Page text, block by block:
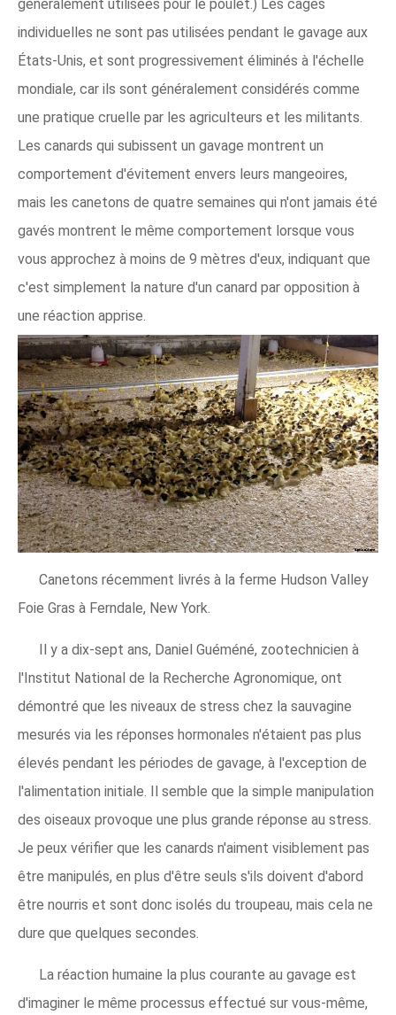
généralement utilisées pour le poulet.) Les cages
individuelles ne sont pas utilisées pendant le gavage aux
États-Unis, et sont progressivement éliminés à l'échelle
mondiale, car ils sont généralement considérés comme
une pratique cruelle par les agriculteurs et les militants.
Les canards qui subissent un gavage montrent un
comportement d'évitement envers leurs mangeoires,
mais les canetons de quatre semaines qui n'ont jamais été
gavés montrent le même comportement lorsque vous
vous approchez à moins de 9 mètres d'eux, indiquant que
c'est simplement la nature d'un canard par opposition à
une réaction apprise.
Canetons récemment livrés à la ferme Hudson Valley
Foie Gras à Ferndale, New York.
Il y a dix-sept ans, Daniel Guéméné, zootechnicien à
l'Institut National de la Recherche Agronomique, ont
démontré que les niveaux de stress chez la sauvagine
mesurés via les réponses hormonales n'étaient pas plus
élevés pendant les périodes de gavage, à l'exception de
l'alimentation initiale. Il semble que la simple manipulation
des oiseaux provoque une plus grande réponse au stress.
Je peux vérifier que les canards n'aiment visiblement pas
être manipulés, en plus d'être seuls s'ils doivent d'abord
être nourris et sont donc isolés du troupeau, mais cela ne
dure que quelques secondes.
La réaction humaine la plus courante au gavage est
d'imaginer le même processus effectué sur vous-même,